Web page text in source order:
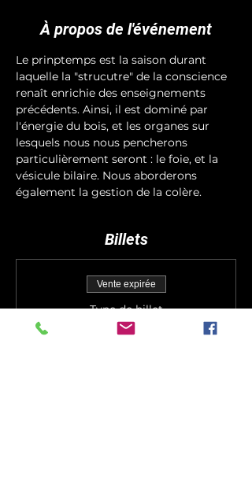
À propos de l'événement
Le prinptemps est la saison durant
laquelle la "strucutre" de la conscience
renaît enrichie des enseignements
précédents. Ainsi, il est dominé par
l'énergie du bois, et les organes sur
lesquels nous nous pencherons
particulièrement seront : le foie, et la
vésicule bilaire. Nous aborderons
également la gestion de la colère.
Billets
Vente expirée
Type de billet
Soin + Bilan